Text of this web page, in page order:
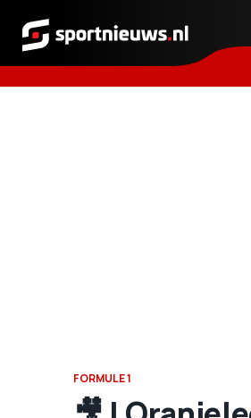
Sportnieuws.nl
FORMULE 1